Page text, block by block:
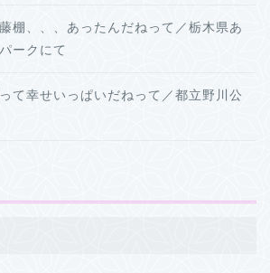
棚、、、あったんだねって／栃木県あ
ークにて
て幸せいっぱいだねって／都立野川公